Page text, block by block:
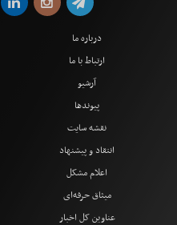
درباره ما
ارتباط با ما
آرشیو
پیوندها
نقشه سایت
انتقاد و پیشنهاد
اعلام مشکل
میثاق حرفه‌ای
عناوین کل اخبار